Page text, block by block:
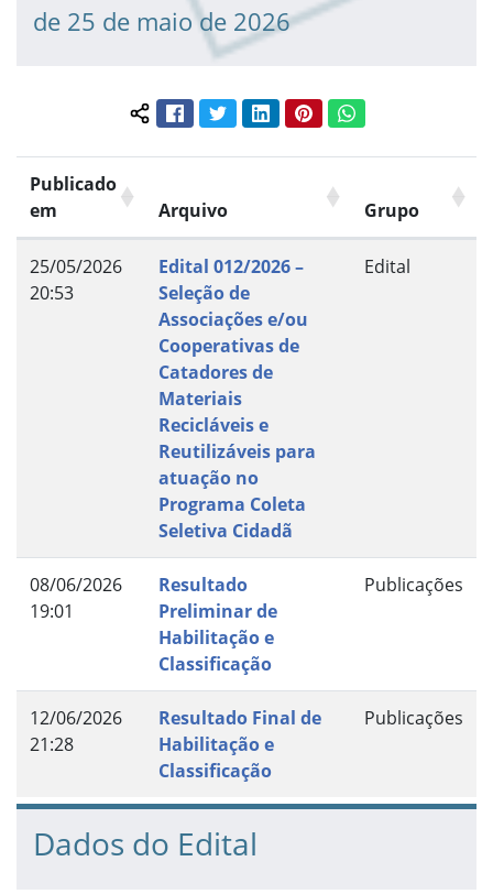
de 25 de maio de 2026
Compartilhar conteúdo:
FacebookTwitterLinkedInPinterestWhatsApp
Publicado
em
Arquivo Grupo
25/05/2026
20:53
Edital 012/2026 –
Seleção de
Associações e/ou
Cooperativas de
Catadores de
Materiais
Recicláveis e
Reutilizáveis para
atuação no
Programa Coleta
Seletiva Cidadã
Edital
08/06/2026
19:01
Resultado
Preliminar de
Habilitação e
Classificação
Publicações
12/06/2026
21:28
Resultado Final de
Habilitação e
Classificação
Publicações
Dados do Edital